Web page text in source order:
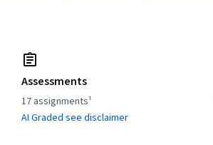
Assessments
17 assignments¹
AI Graded see disclaimer